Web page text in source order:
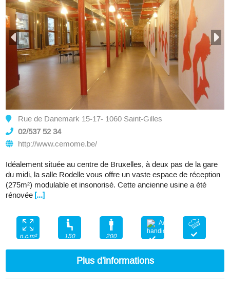
Rue de Danemark 15-17- 1060 Saint-Gilles
02/537 52 34
http://www.cemome.be/
Idéalement située au centre de Bruxelles, à deux pas de la gare
du midi, la salle Rodelle vous offre un vaste espace de réception
(275m²) modulable et insonorisé. Cette ancienne usine a été
rénovée [...]
n.c.m² 150 200
Plus d'informations